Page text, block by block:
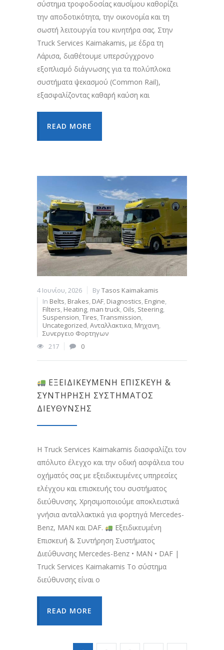
σύστημα τροφοδοσίας καυσίμου καθορίζει
την αποδοτικότητα, την οικονομία και τη
σωστή λειτουργία του κινητήρα σας. Στην
Truck Services Kaimakamis, με έδρα τη
Λάρισα, διαθέτουμε υπερσύγχρονο
εξοπλισμό διάγνωσης για τα πολύπλοκα
συστήματα ψεκασμού (Common Rail),
εξασφαλίζοντας καθαρή καύση και
READ MORE
4 Ιουνίου, 2026 ByTasos Kaimakamis
In Belts, Brakes, DAF, Diagnostics, Engine,
Filters, Heating, man truck, Oils, Steering,
Suspension,Tires,Transmission,
Uncategorized,Ανταλλακτικα, Μηχανη,
Συνεργειο Φορτηγων
217
0
ΕΞΕΙΔΙΚΕΥΜΈΝΗ ΕΠΙΣΚΕΥΉ &
ΣΥΝΤΉΡΗΣΗ ΣΥΣΤΉΜΑΤΟΣ
ΔΙΕΎΘΥΝΣΗΣ
Η Truck Services Kaimakamis διασφαλίζει τον
απόλυτο έλεγχο και την οδική ασφάλεια του
οχήματός σας με εξειδικευμένες υπηρεσίες
ελέγχου και επισκευής του συστήματος
διεύθυνσης. Χρησιμοποιούμε αποκλειστικά
γνήσια ανταλλακτικά για φορτηγά Mercedes-
Benz, MAN και DAF.
Εξειδικευμένη
Επισκευή & Συντήρηση Συστήματος
Διεύθυνσης Mercedes-Benz • MAN • DAF |
Truck Services Kaimakamis Το σύστημα
διεύθυνσης είναι ο
READ MORE